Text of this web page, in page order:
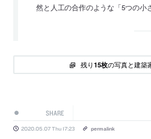
然と人工の合作のような「5つの小
残り15枚の写真と建築
SHARE
2020.05.07 Thu 17:23 permalink